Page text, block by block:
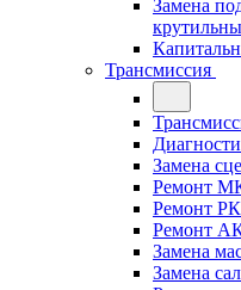
Замена
Трансмиссия
Замена
Ремонт
Ремонт
Ремонт
Замена
Замена